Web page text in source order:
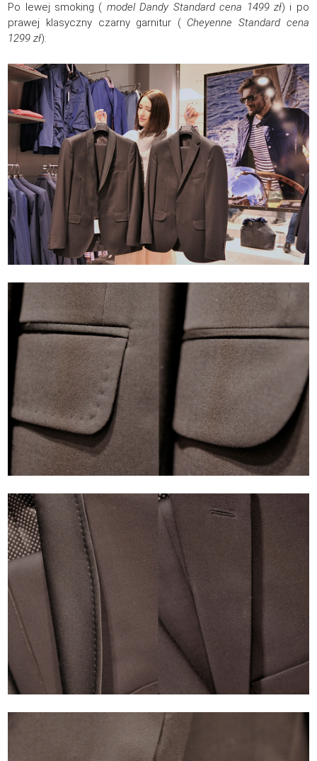
Po lewej smoking ( model Dandy Standard cena 1499 zł) i po
prawej klasyczny czarny garnitur ( Cheyenne Standard cena
1299 zł):